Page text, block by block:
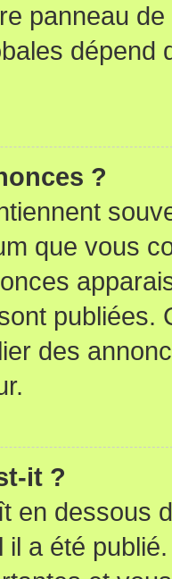
panneau
dépend
?
que vous
publiées.
des
it ?
en dessous
il a été